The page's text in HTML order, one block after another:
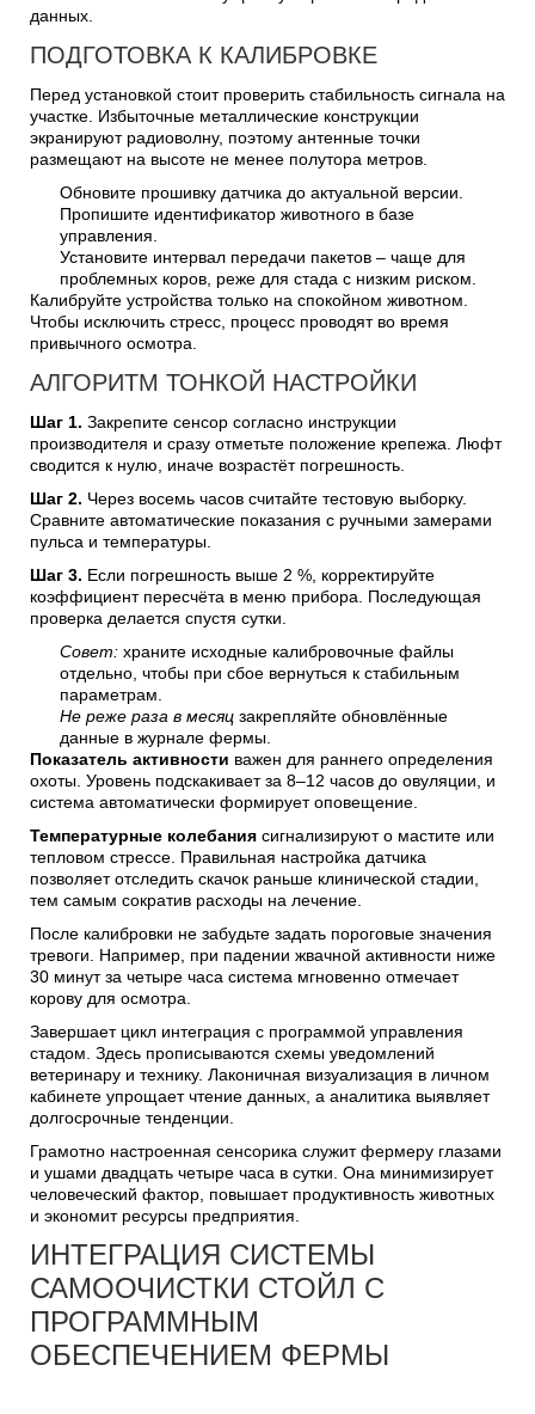
данных.
ПОДГОТОВКА К КАЛИБРОВКЕ
Перед установкой стоит проверить стабильность сигнала на
участке. Избыточные металлические конструкции
экранируют радиоволну, поэтому антенные точки
размещают на высоте не менее полутора метров.
Обновите прошивку датчика до актуальной версии.
Пропишите идентификатор животного в базе
управления.
Установите интервал передачи пакетов – чаще для
проблемных коров, реже для стада с низким риском.
Калибруйте устройства только на спокойном животном.
Чтобы исключить стресс, процесс проводят во время
привычного осмотра.
АЛГОРИТМ ТОНКОЙ НАСТРОЙКИ
Шаг 1. Закрепите сенсор согласно инструкции
производителя и сразу отметьте положение крепежа. Люфт
сводится к нулю, иначе возрастёт погрешность.
Шаг 2. Через восемь часов считайте тестовую выборку.
Сравните автоматические показания с ручными замерами
пульса и температуры.
Шаг 3. Если погрешность выше 2 %, корректируйте
коэффициент пересчёта в меню прибора. Последующая
проверка делается спустя сутки.
Совет: храните исходные калибровочные файлы
отдельно, чтобы при сбое вернуться к стабильным
параметрам.
Не реже раза в месяц закрепляйте обновлённые
данные в журнале фермы.
Показатель активности важен для раннего определения
охоты. Уровень подскакивает за 8–12 часов до овуляции, и
система автоматически формирует оповещение.
Температурные колебания сигнализируют о мастите или
тепловом стрессе. Правильная настройка датчика
позволяет отследить скачок раньше клинической стадии,
тем самым сократив расходы на лечение.
После калибровки не забудьте задать пороговые значения
тревоги. Например, при падении жвачной активности ниже
30 минут за четыре часа система мгновенно отмечает
корову для осмотра.
Завершает цикл интеграция с программой управления
стадом. Здесь прописываются схемы уведомлений
ветеринару и технику. Лаконичная визуализация в личном
кабинете упрощает чтение данных, а аналитика выявляет
долгосрочные тенденции.
Грамотно настроенная сенсорика служит фермеру глазами
и ушами двадцать четыре часа в сутки. Она минимизирует
человеческий фактор, повышает продуктивность животных
и экономит ресурсы предприятия.
ИНТЕГРАЦИЯ СИСТЕМЫ
САМООЧИСТКИ СТОЙЛ С
ПРОГРАММНЫМ
ОБЕСПЕЧЕНИЕМ ФЕРМЫ